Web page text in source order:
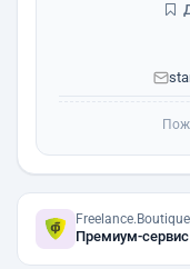
Freelance.Boutique
Премиум-